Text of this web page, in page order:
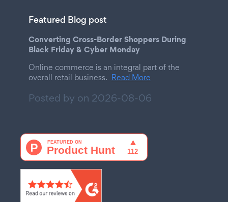
Featured Blog post
Converting Cross-Border Shoppers During
Black Friday & Cyber Monday
Online commerce is an integral part of the
overall retail business. Read More
Posted by on 2026-08-06